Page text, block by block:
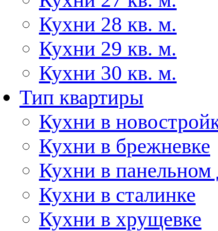
Кухни 28 кв. м.
Кухни 29 кв. м.
Кухни 30 кв. м.
Тип квартиры
Кухни в
Кухни в брежневке
Кухни в панельном
Кухни в сталинке
Кухни в хрущевке